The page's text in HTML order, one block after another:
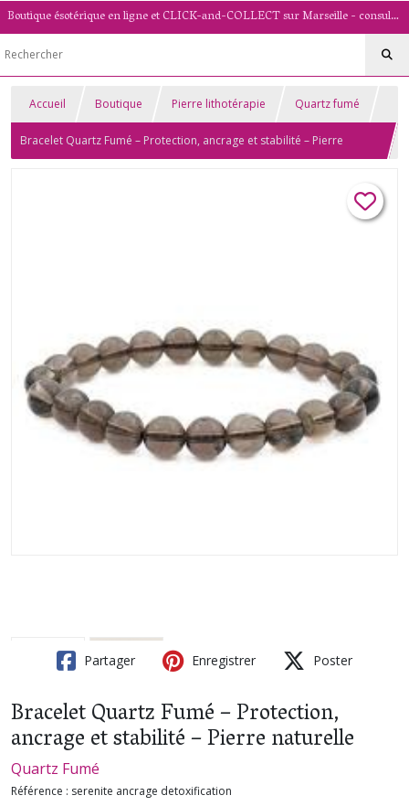
Boutique ésotérique en ligne et CLICK-and-COLLECT sur Marseille - consultation de voyance par mail - livret numérologique (13/PACA)
Accueil Boutique Pierre lithotérapie Quartz fumé
Bracelet Quartz Fumé – Protection, ancrage et stabilité – Pierre
Partager Enregistrer Poster
Bracelet Quartz Fumé – Protection,
ancrage et stabilité – Pierre naturelle
Quartz Fumé
Référence : serenite ancrage detoxification